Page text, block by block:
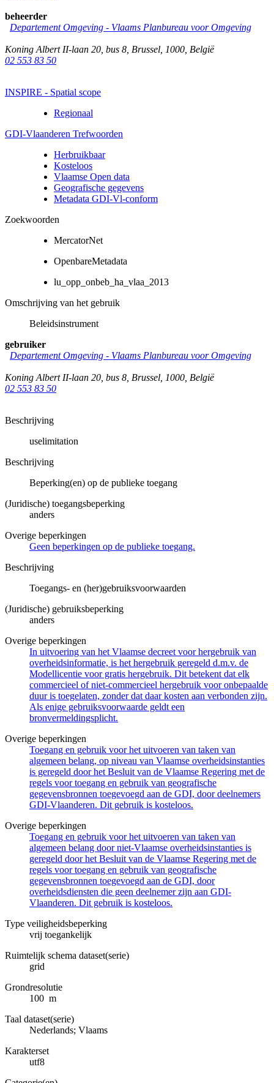
beheerder
Departement Omgeving - Vlaams Planbureau voor Omgeving
Koning Albert II-laan 20, bus 8 Brussel 1000 België
02 553 83 50
INSPIRE - Spatial scope
Regionaal
GDI-Vlaanderen Trefwoorden
Herbruikbaar
Kosteloos
Vlaamse Open data
Geografische gegevens
Metadata GDI-Vl-conform
Zoekwoorden
MercatorNet
OpenbareMetadata
lu_opp_onbeb_ha_vlaa_2013
Omschrijving van het gebruik
Beleidsinstrument
gebruiker
Departement Omgeving - Vlaams Planbureau voor Omgeving
Koning Albert II-laan 20, bus 8 Brussel 1000 België
02 553 83 50
Beschrijving
uselimitation
Beschrijving
Beperking(en) op de publieke toegang
(Juridische) toegangsbeperking
anders
Overige beperkingen
Geen beperkingen op de publieke toegang.
Beschrijving
Toegangs- en (her)gebruiksvoorwaarden
(Juridische) gebruiksbeperking
anders
Overige beperkingen
In uitvoering van het Vlaamse decreet voor hergebruik van
overheidsinformatie, is het hergebruik geregeld d.m.v. de
Modellicentie voor gratis hergebruik. Dit betekent dat elk
commercieel of niet-commercieel hergebruik voor onbepaalde
duur is toegelaten, zonder dat daar kosten aan verbonden zijn.
Als enige gebruiksvoorwaarde geldt een
bronvermeldingsplicht.
Overige beperkingen
Toegang en gebruik voor het uitvoeren van taken van
algemeen belang, op niveau van Vlaamse overheidsinstanties
is geregeld door het Besluit van de Vlaamse Regering met de
regels voor toegang en gebruik van geografische
gegevensbronnen toegevoegd aan de GDI, door deelnemers
GDI-Vlaanderen. Dit gebruik is kosteloos.
Overige beperkingen
Toegang en gebruik voor het uitvoeren van taken van
algemeen belang door niet-Vlaamse overheidsinstanties is
geregeld door het Besluit van de Vlaamse Regering met de
regels voor toegang en gebruik van geografische
gegevensbronnen toegevoegd aan de GDI, door
overheidsdiensten die geen deelnemer zijn aan GDI-
Vlaanderen. Dit gebruik is kosteloos.
Type veiligheidsbeperking
vrij toegankelijk
Ruimtelijk schema dataset(serie)
grid
Grondresolutie
100 m
Taal dataset(serie)
Nederlands; Vlaams
Karakterset
utf8